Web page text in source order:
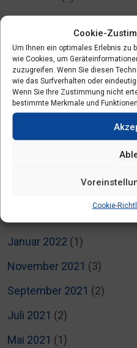
Cookie-
Um Ihnen ein optimales Erlebnis zu
wie Cookies, um
zuzugreifen. Wenn Sie diesen
wie das Surfverhalten oder
Wenn Sie Ihre Zustimmung nicht
bestimmte Merkmale und
Cookie-
Dezember 2022(1)
November 2022(1)
August 2022(1)
Juli 2022
Juni 2022(3)
Januar 2022 (1)
November 2021 (3)
September 2021 (2)
Juli 2021 (2)
Mai 2021 (1)